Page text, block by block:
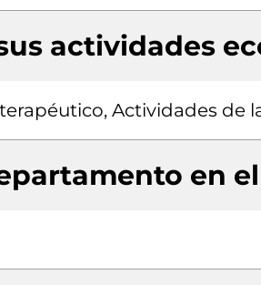
actividades
Actividades de
en